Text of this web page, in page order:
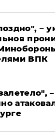
–
ВПК